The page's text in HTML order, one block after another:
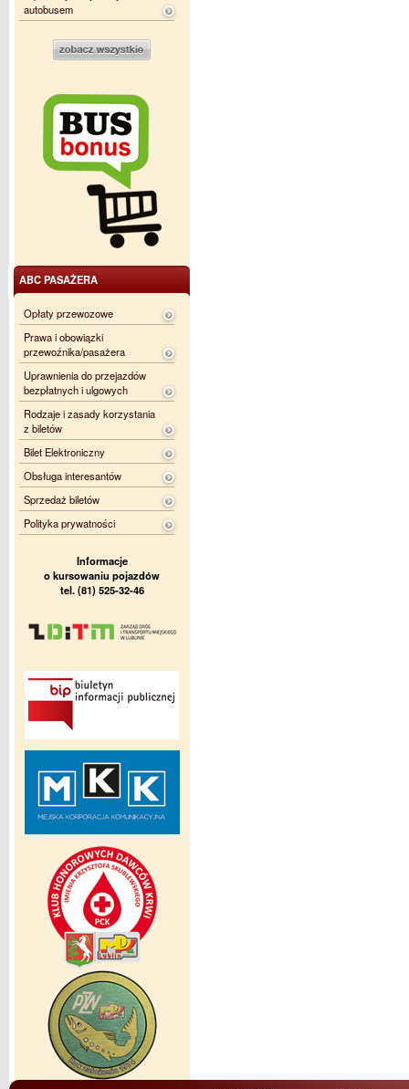
autobusem
ABC PASAŻERA
Opłaty przewozowe
Prawa i obowiązki
przewoźnika/pasażera
Uprawnienia do przejazdów
bezpłatnych i ulgowych
Rodzaje i zasady korzystania
z biletów
Bilet Elektroniczny
Obsługa interesantów
Sprzedaż biletów
Polityka prywatności
Informacje
o kursowaniu pojazdów
tel. (81) 525-32-46